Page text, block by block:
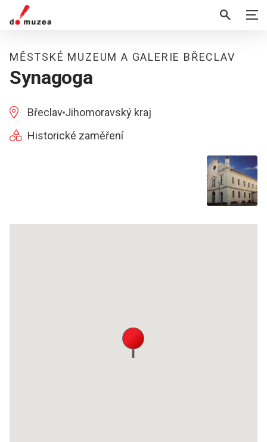
MĚSTSKÉ MUZEUM A GALERIE BŘECLAV
Synagoga
Břeclav Jihomoravský kraj
Historické zaměření